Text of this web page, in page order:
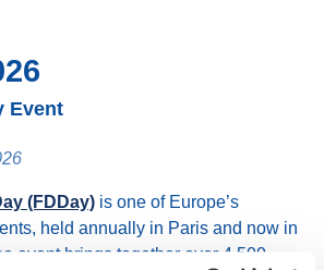
Event
(FDDay) is one of Europe’s
held annually in Paris and now in
event brings together over 4,500